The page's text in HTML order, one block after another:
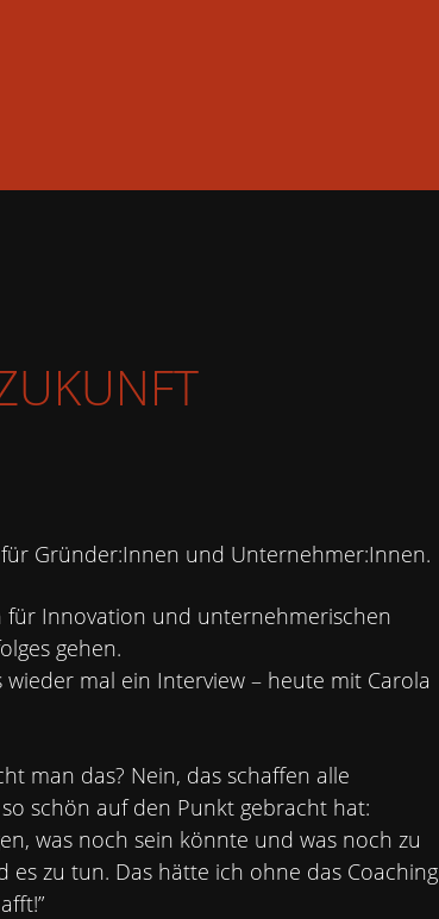
für Gründer:Innen und Unternehmer:Innen.
für Innovation und unternehmerischen
gehen.
mal ein Interview – heute mit Carola
man das? Nein, das schaffen alle
schön auf den Punkt gebracht hat:
was noch sein könnte und was noch zu
zu tun. Das hätte ich ohne das Coaching